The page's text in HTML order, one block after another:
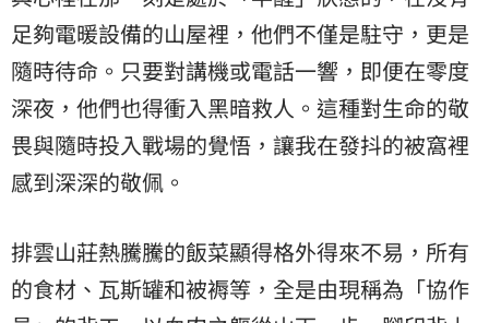
足夠電暖設備的山屋裡，他們不僅是駐守，更是
隨時待命。只要對講機或電話一響，即便在零度
深夜，他們也得衝入黑暗救人。這種對生命的敬
畏與隨時投入戰場的覺悟，讓我在發抖的被窩裡
感到深深的敬佩。
排雲山莊熱騰騰的飯菜顯得格外得來不易，所有
的食材、瓦斯罐和被褥等，全是由現稱為「協作